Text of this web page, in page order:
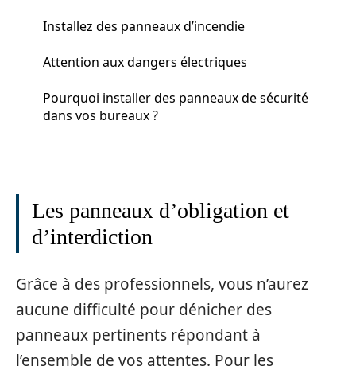
Installez des panneaux d’incendie
Attention aux dangers électriques
Pourquoi installer des panneaux de sécurité
dans vos bureaux ?
Les panneaux d’obligation et
d’interdiction
Grâce à des professionnels, vous n’aurez
aucune difficulté pour dénicher des
panneaux pertinents répondant à
l’ensemble de vos attentes. Pour les